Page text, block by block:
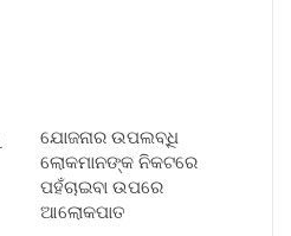
ଯୋଜନାର ଉପଲବ୍ଧି
ଲୋକମାନଙ୍କ ନିକଟରେ
ପହଁଚାଇବା ଉପରେ
ଆଲୋକପାତ